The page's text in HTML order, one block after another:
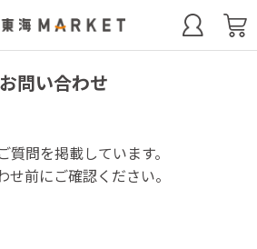
お問い合わせ
質問を掲載しています。
せ前にご確認ください。